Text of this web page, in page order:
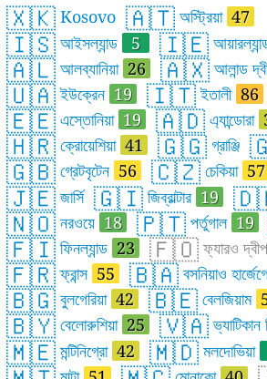
🇽🇰 Kosovo 🇦🇹 অস্ট্রিয়া 47
🇮🇸 আইসল্যান্ড 5 🇮🇪
🇦🇱 আলব্যানিয়া 26 🇦🇽 আলান্ড
🇺🇦ইউক্রেন 19 🇮🇹ইতালী 86
🇪🇪 এস্তোনিয়া 19 🇦🇩 এ্যান্ডোরা
🇭🇷 ক্রোয়েশিয়া 41 🇬🇬 গ্রাঞ্জি
🇬🇧 গ্রেটবৃটেন 56 🇨🇿 চেকিয়া 57
🇯🇪 জার্সি 🇬🇮 জিব্রাল্টার 19
🇳🇴 নরওয়ে 18 🇵🇹 পর্তুগাল 19
🇫🇮 ফিনল্যান্ড 23 🇫🇴ফ্যারও
🇫🇷ফ্রান্স 55 🇧🇦 বসনিয়াও
🇧🇬 বুলগেরিয়া 42 🇧🇪 বেলজিয়াম
🇧🇾 বেলোরুশিয়া 25 🇻🇦ভ্যাটিকান
🇲🇪 মন্টিনিগ্রো 42 🇲🇩 মলদোভিয়া